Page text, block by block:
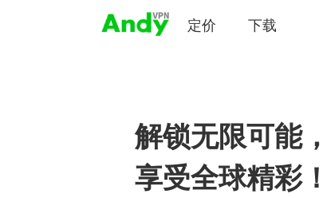
定价 下载
解锁无限可能，
享受全球精彩！